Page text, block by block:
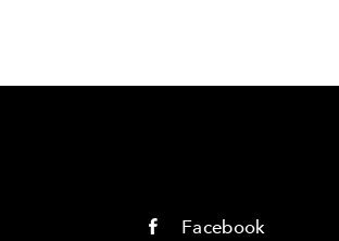
Facebook